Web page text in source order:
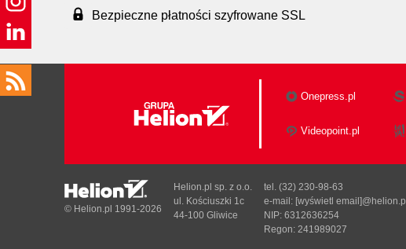
Bezpieczne płatności szyfrowane SSL
Onepress.pl
Videopoint.pl
© Helion.pl 1991-2026
Helion.pl sp. z o.o.
ul. Kościuszki 1c
44-100 Gliwice
tel. (32) 230-98-63
e-mail: [wyświetl email]@helion.pl
NIP: 6312636254
Regon: 241989027